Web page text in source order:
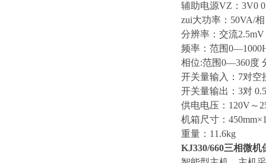
辅助电源VZ：3V0
zui大功率：50VA/
分辨率：交流
频率：范围
相位:范围0—360度
开关量输入：7对
开关量输出：3对
供电电压：120V～
机箱尺寸：
重量：11.6kg
KJ330/660三相微机